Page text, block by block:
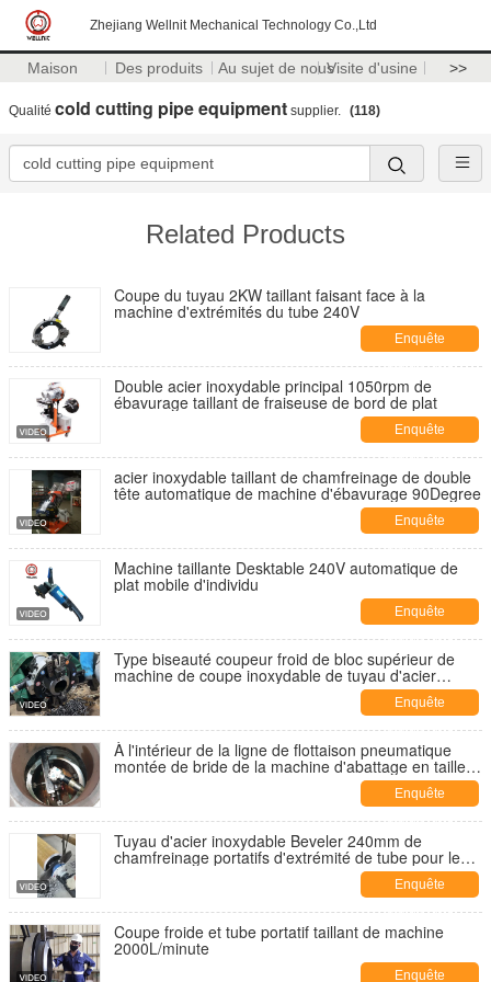
Zhejiang Wellnit Mechanical Technology Co.,Ltd
Maison Des produits Au sujet de nousVisite d'usine >>
Qualité cold cutting pipe equipment supplier. (118)
Related Products
Coupe du tuyau 2KW taillant faisant face à la
machine d'extrémités du tube 240V
Enquête
maintenant
Double acier inoxydable principal 1050rpm de
ébavurage taillant de fraiseuse de bord de plat
Enquête
maintenant
acier inoxydable taillant de chamfreinage de double
tête automatique de machine d'ébavurage 90Degree
Enquête
maintenant
Machine taillante Desktable 240V automatique de
plat mobile d'individu
Enquête
maintenant
Type biseauté coupeur froid de bloc supérieur de
machine de coupe inoxydable de tuyau d'acier
Enquête
maintenant
À l'intérieur de la ligne de flottaison pneumatique
montée de bride de la machine d'abattage en taille
Enquête
maintenant
Tuyau d'acier inoxydable Beveler 240mm de
chamfreinage portatifs d'extrémité de tube pour le
Enquête
maintenant
Coupe froide et tube portatif taillant de machine
2000L/minute
Enquête